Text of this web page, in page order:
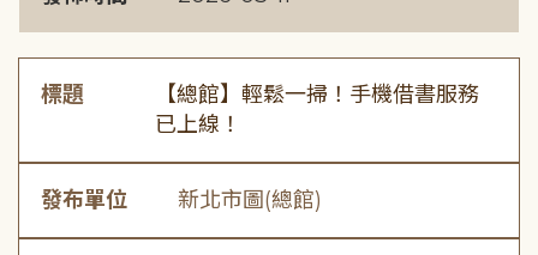
標題
【總館】輕鬆一掃！手機借書服務
已上線！
發布單位 新北市圖(總館)